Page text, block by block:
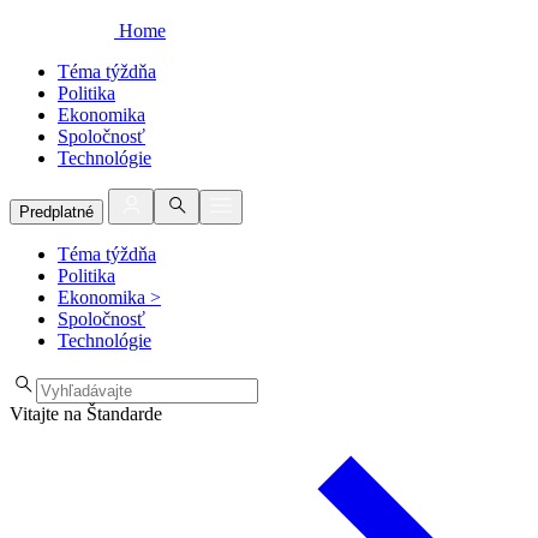
Home
Téma týždňa
Politika
Ekonomika
Spoločnosť
Technológie
Predplatné
Téma týždňa
Politika
Ekonomika >
Spoločnosť
Technológie
Vitajte na Štandarde